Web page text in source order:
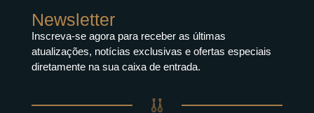
Newsletter
Inscreva-se agora para receber as últimas
atualizações, notícias exclusivas e ofertas especiais
diretamente na sua caixa de entrada.